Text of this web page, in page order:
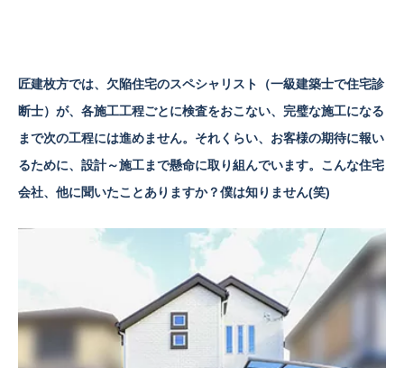
匠建枚方では、欠陥住宅のスペシャリスト（一級建築士で住宅診
断士）が、各施工工程ごとに検査をおこない、完璧な施工になる
まで次の工程には進めません。それくらい、お客様の期待に報い
るために、設計～施工まで懸命に取り組んでいます。こんな住宅
会社、他に聞いたことありますか？僕は知りません(笑)